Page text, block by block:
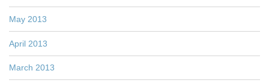
May 2013
April 2013
March 2013